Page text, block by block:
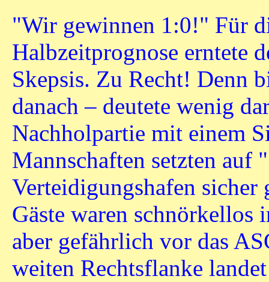
"Wir gewinnen 1:0!" Für
Halbzeitprognose erntete
Skepsis. Zu Recht! Denn
danach – deutete wenig
Nachholpartie mit einem
Mannschaften setzten auf
Verteidigungshafen sicher
Gäste waren schnörkellos
aber gefährlich vor das
weiten Rechtsflanke